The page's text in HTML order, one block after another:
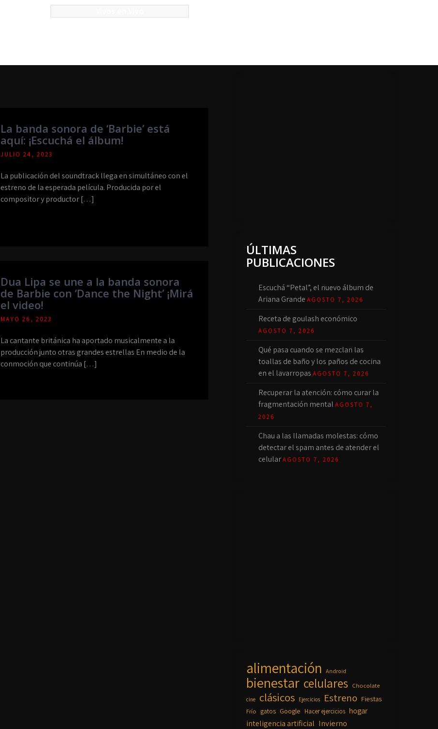
La banda sonora de ‘Barbie’ está
aquí: ¡Escuchá el álbum!
JULIO 24, 2023
La publicación del soundtrack llega en simultáneo con el
estreno de la esperada película. Producida por el
compositor y productor […]
Dua Lipa se une a la banda sonora
de Barbie con ‘Dance the Night’ ¡Mirá
el video!
MAYO 26, 2023
La cantante británica ha aportado musicalmente a la
producción junto otras grandes estrellas En medio de la
conmoción que continúa […]
ÚLTIMAS
PUBLICACIONES
Escuchá “Petal”, el nuevo álbum de
Ariana Grande AGOSTO 7, 2026
Receta de goulash económico
AGOSTO 7, 2026
Qué pasa cuando se mezclan las
toallas de baño y los paños de cocina
en el lavarropas AGOSTO 7, 2026
Recuperar la atención: cómo curar la
fragmentación mental AGOSTO 7,
2026
Chau a las llamadas molestas: cómo
detectar el spam antes de atender el
celular AGOSTO 7, 2026
alimentación Android
bienestar celulares Chocolate
cine clásicos Ejercicios Estreno Fiestas
Frío gatos Google Hacer ejercicios hogar
inteligencia artificial Invierno